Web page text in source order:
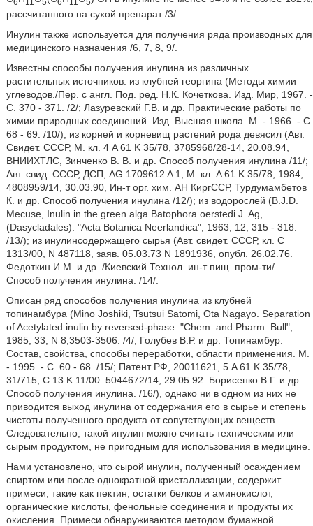
рассчитанного на сухой препарат /3/.
Инулин также используется для получения ряда производных для
медицинского назначения /6, 7, 8, 9/.
Известны способы получения инулина из различных
растительных источников: из клубней георгина (Методы химии
углеводов./Пер. с англ. Под. ред. Н.К. Кочеткова. Изд. Мир, 1967. -
С. 370 - 371. /2/; Лазуревский Г.В. и др. Практические работы по
химии природных соединений. Изд. Высшая школа. М. - 1966. - С.
68 - 69. /10/); из корней и корневищ растений рода девясил (Авт.
Свидет. СССР, М. кл. 4 A 61 K 35/78, 3785968/28-14, 20.08.94,
ВНИИХТЛС, Зинченко В. В. и др. Способ получения инулина /11/;
Авт. свид. СССР, ДСП, AG 1709612 A 1, М. кл. A 61 K 35/78, 1984,
4808959/14, 30.03.90, Ин-т орг. хим. АН КиргССР, Турдумамбетов
К. и др. Способ получения инулина /12/); из водорослей (B.J.D.
Mecuse, Inulin in the green alga Batophora oerstedi J. Ag,
(Dasycladales). "Acta Botanica Neerlandica", 1963, 12, 315 - 318.
/13/); из инулинсодержащего сырья (Авт. свидет. СССР, кл. C
1313/00, N 487118, заяв. 05.03.73 N 1891936, опубл. 26.02.76.
Федоткин И.М. и др. /Киевский Технол. ин-т пищ. пром-ти/.
Способ получения инулина. /14/.
Описан ряд способов получения инулина из клубней
топинамбура (Mino Joshiki, Tsutsui Satomi, Ota Nagayo. Separation
of Acetylated inulin by reversed-phase. "Chem. and Pharm. Bull",
1985, 33, N 8,3503-3506. /4/; Голубев В.Р. и др. Топинамбур.
Состав, свойства, способы переработки, области применения. М.
- 1995. - С. 60 - 68. /15/; Патент РФ, 20011621, 5 A 61 K 35/78,
31/715, C 13 K 11/00. 5044672/14, 29.05.92. Борисенко В.Г. и др.
Способ получения инулина. /16/), однако ни в одном из них не
приводится выход инулина от содержания его в сырье и степень
чистоты полученного продукта от сопутствующих веществ.
Следовательно, такой инулин можно считать техническим или
сырым продуктом, не пригодным для использования в медицине.
Нами установлено, что сырой инулин, полученный осаждением
спиртом или после однократной кристаллизации, содержит
примеси, такие как пектин, остатки белков и аминокислот,
органические кислоты, фенольные соединения и продукты их
окисления. Примеси обнаруживаются методом бумажной